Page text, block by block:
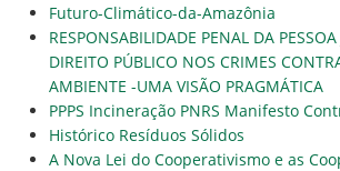
Futuro-Climático-da-Amazônia
RESPONSABILIDADE PENAL DA
DIREITO PÚBLICO NOS CRIMES
AMBIENTE -UMA VISÃO PRAGMÁTICA
PPPS Incineração PNRS Manifesto
Histórico Resíduos Sólidos
A Nova Lei do Cooperativismo e as